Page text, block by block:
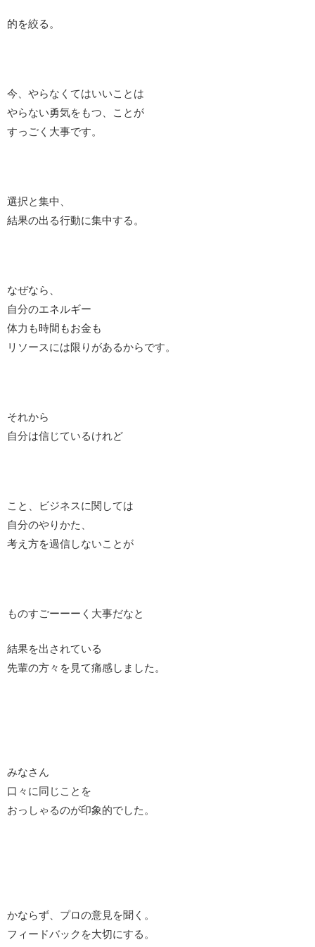
的を絞る。
今、やらなくてはいいことは
やらない勇気をもつ、ことが
すっごく大事です。
選択と集中、
結果の出る行動に集中する。
なぜなら、
自分のエネルギー
体力も時間もお金も
リソースには限りがあるからです。
それから
自分は信じているけれど
こと、ビジネスに関しては
自分のやりかた、
考え方を過信しないことが
ものすごーーーく大事だなと
結果を出されている
先輩の方々を見て痛感しました。
みなさん
口々に同じことを
おっしゃるのが印象的でした。
かならず、プロの意見を聞く。
フィードバックを大切にする。